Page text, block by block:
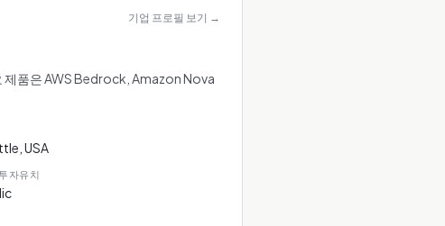
기업 프로필 보기 →
제품은 AWS Bedrock, Amazon Nova
USA
자유치